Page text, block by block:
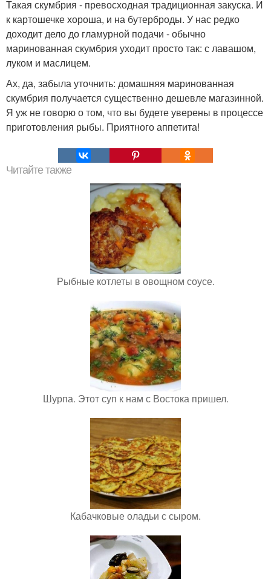
Такая скумбрия - превосходная традиционная закуска. И
к картошечке хороша, и на бутерброды. У нас редко
доходит дело до гламурной подачи - обычно
маринованная скумбрия уходит просто так: с лавашом,
луком и маслицем.
Ах, да, забыла уточнить: домашняя маринованная
скумбрия получается существенно дешевле магазинной.
Я уж не говорю о том, что вы будете уверены в процессе
приготовления рыбы. Приятного аппетита!
Читайте также
Рыбные котлеты в овощном соусе.
Шурпа. Этот суп к нам с Востока пришел.
Кабачковые оладьи с сыром.